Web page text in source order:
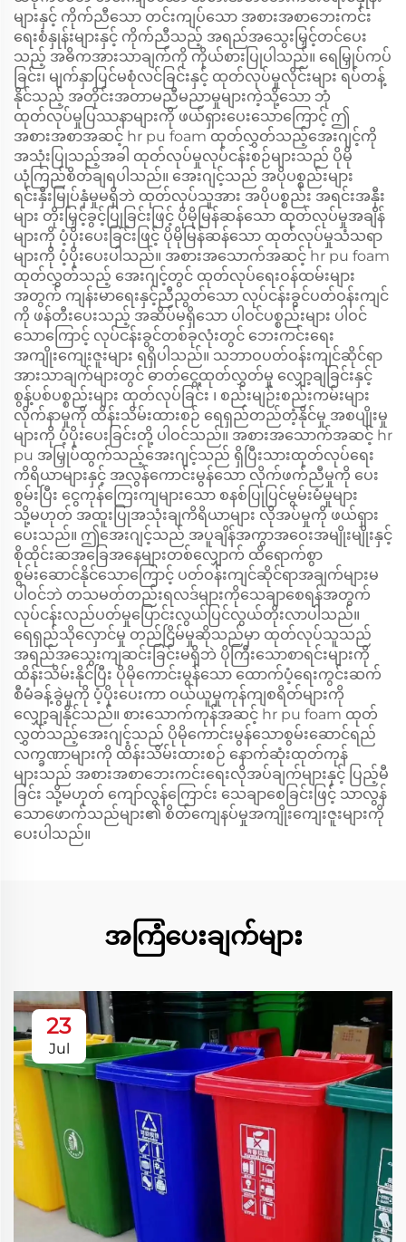
များနှင့် ကိုက်ညီသော တင်းကျပ်သော အစားအစာဘေးကင်း
ရေးစံနှုန်းများနှင့် ကိုက်ညီသည့် အရည်အသွေးမြှင့်တင်ပေး
သည့် အဓိကအားသာချက်ကို ကိုယ်စားပြုပါသည်။ ရေမြှုပ်ကပ်
ခြင်း၊ မျက်နှာပြင်မစုံလင်ခြင်းနှင့် ထုတ်လုပ်မှုလိုင်းများ ရပ်တန့်
နိုင်သည့် အတိုင်းအတာမညီမညာမှုများကဲ့သို့သော ဘုံ
ထုတ်လုပ်မှုပြဿနာများကို ဖယ်ရှားပေးသောကြောင့် ဤ
အစားအစာအဆင့် hr pu foam ထုတ်လွှတ်သည့်အေးဂျင့်ကို
အသုံးပြုသည့်အခါ ထုတ်လုပ်မှုလုပ်ငန်းစဉ်များသည် ပိုမို
ယုံကြည်စိတ်ချရပါသည်။ အေးဂျင့်သည် အပိုပစ္စည်းများ
ရင်းနှီးမြုပ်နှံမှုမရှိဘဲ ထုတ်လုပ်သူအား အပိုပစ္စည်း အရင်းအနှီး
များ တိုးမြှင့်ခွင့်ပြုခြင်းဖြင့် ပိုမိုမြန်ဆန်သော ထုတ်လုပ်မှုအချိန်
များကို ပံ့ပိုးပေးခြင်းဖြင့် ပိုမိုမြန်ဆန်သော ထုတ်လုပ်မှုသံသရာ
များကို ပံ့ပိုးပေးပါသည်။ အစားအသောက်အဆင့် hr pu foam
ထုတ်လွှတ်သည့် အေးဂျင့်တွင် ထုတ်လုပ်ရေးဝန်ထမ်းများ
အတွက် ကျန်းမာရေးနှင့်ညီညွတ်သော လုပ်ငန်းခွင်ပတ်ဝန်းကျင်
ကို ဖန်တီးပေးသည့် အဆိပ်မရှိသော ပါဝင်ပစ္စည်းများ ပါဝင်
သောကြောင့် လုပ်ငန်းခွင်တစ်ခုလုံးတွင် ဘေးကင်းရေး
အကျိုးကျေးဇူးများ ရရှိပါသည်။ သဘာဝပတ်ဝန်းကျင်ဆိုင်ရာ
အားသာချက်များတွင် ဓာတ်ငွေ့ထုတ်လွှတ်မှု လျှော့ချခြင်းနှင့်
စွန့်ပစ်ပစ္စည်းများ ထုတ်လုပ်ခြင်း ၊ စည်းမျဉ်းစည်းကမ်းများ
လိုက်နာမှုကို ထိန်းသိမ်းထားစဉ် ရေရှည်တည်တံ့နိုင်မှု အစပျိုးမှု
များကို ပံ့ပိုးပေးခြင်းတို့ ပါဝင်သည်။ အစားအသောက်အဆင့် hr
pu အမြှုပ်ထွက်သည့်အေးဂျင့်သည် ရှိပြီးသားထုတ်လုပ်ရေး
ကိရိယာများနှင့် အလွန်ကောင်းမွန်သော လိုက်ဖက်ညီမှုကို ပေး
စွမ်းပြီး ငွေကုန်ကြေးကျများသော စနစ်ပြုပြင်မွမ်းမံမှုများ
သို့မဟုတ် အထူးပြုအသုံးချကိရိယာများ လိုအပ်မှုကို ဖယ်ရှား
ပေးသည်။ ဤအေးဂျင့်သည် အပူချိန်အကွာအဝေးအမျိုးမျိုးနှင့်
စိုထိုင်းဆအခြေအနေများတစ်လျှောက် ထိရောက်စွာ
စွမ်းဆောင်နိုင်သောကြောင့် ပတ်ဝန်းကျင်ဆိုင်ရာအချက်များမ
ပါဝင်ဘဲ တသမတ်တည်းရလဒ်များကိုသေချာစေရန်အတွက်
လုပ်ငန်းလည်ပတ်မှုပြောင်းလွယ်ပြင်လွယ်တိုးလာပါသည်။
ရေရှည်သိုလှောင်မှု တည်ငြိမ်မှုဆိုသည်မှာ ထုတ်လုပ်သူသည်
အရည်အသွေးကျဆင်းခြင်းမရှိဘဲ ပိုကြီးသောစာရင်းများကို
ထိန်းသိမ်းနိုင်ပြီး ပိုမိုကောင်းမွန်သော ထောက်ပံ့ရေးကွင်းဆက်
စီမံခန့်ခွဲမှုကို ပံ့ပိုးပေးကာ ဝယ်ယူမှုကုန်ကျစရိတ်များကို
လျှော့ချနိုင်သည်။ စားသောက်ကုန်အဆင့် hr pu foam ထုတ်
လွှတ်သည့်အေးဂျင့်သည် ပိုမိုကောင်းမွန်သောစွမ်းဆောင်ရည်
လက္ခဏာများကို ထိန်းသိမ်းထားစဉ် နောက်ဆုံးထုတ်ကုန်
များသည် အစားအစာဘေးကင်းရေးလိုအပ်ချက်များနှင့် ပြည့်မီ
ခြင်း သို့မဟုတ် ကျော်လွန်ကြောင်း သေချာစေခြင်းဖြင့် သာလွန်
သောဖောက်သည်များ၏ စိတ်ကျေနပ်မှုအကျိုးကျေးဇူးများကို
ပေးပါသည်။
အကြံပေးချက်များ
23
Jul